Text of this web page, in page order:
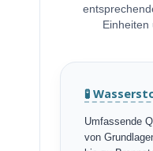
🧪
Umfassende
von